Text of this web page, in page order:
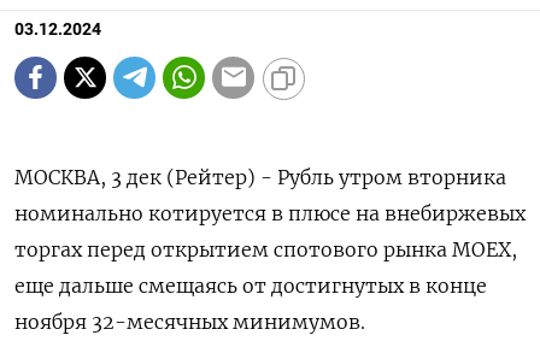
03.12.2024
МОСКВА, 3 дек (Рейтер) - Рубль утром вторника
номинально котируется в плюсе на внебиржевых
торгах перед открытием спотового рынка МОЕХ,
еще дальше смещаясь от достигнутых в конце
ноября 32-месячных минимумов.